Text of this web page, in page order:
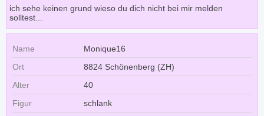
ich sehe keinen grund wieso du dich nicht bei mir melden
solltest...
Name
Monique16
Ort
8824 Schönenberg (ZH)
Alter
40
Figur
schlank